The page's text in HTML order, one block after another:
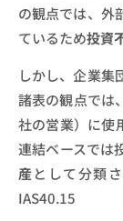
の観点では、外
ているため投資
しかし、企業集
諸表の観点では
社の営業）に使
連結ベースでは
産として分類
IAS40.15